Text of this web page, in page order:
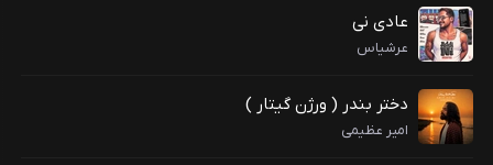
عادی نی
عرشیاس
دختر بندر ( ورژن گیتار )
امیر عظیمی